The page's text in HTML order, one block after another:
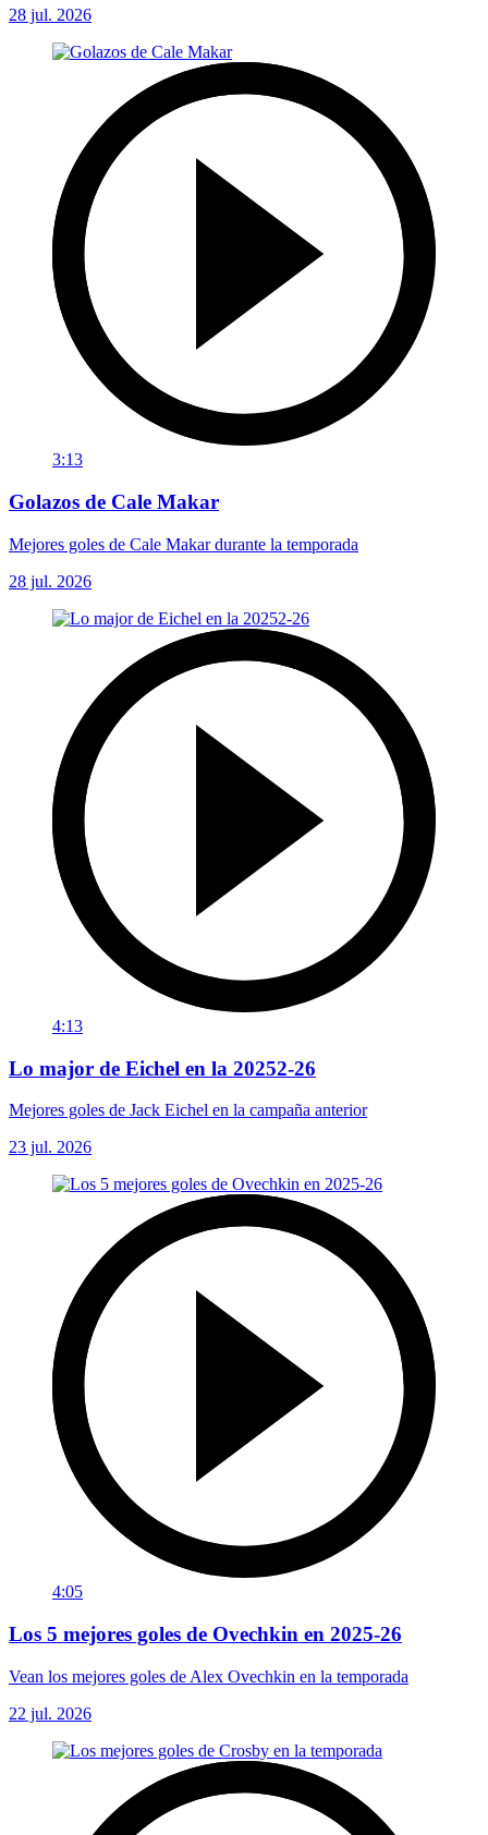
28 jul. 2026
3:13
Golazos de Cale Makar
Mejores goles de Cale Makar durante la temporada
28 jul. 2026
4:13
Lo major de Eichel en la 20252-26
Mejores goles de Jack Eichel en la campaña anterior
23 jul. 2026
4:05
Los 5 mejores goles de Ovechkin en 2025-26
Vean los mejores goles de Alex Ovechkin en la temporada
22 jul. 2026